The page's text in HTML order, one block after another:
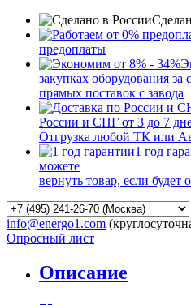
предоплаты
закупках оборудования за
прямых поставок с завода
России и СНГ от 3 до 7
Отгрузка любой ТК или
1 год
можете
вернуть товар, если будет
info@energo1.com
Опросный лист
Описание